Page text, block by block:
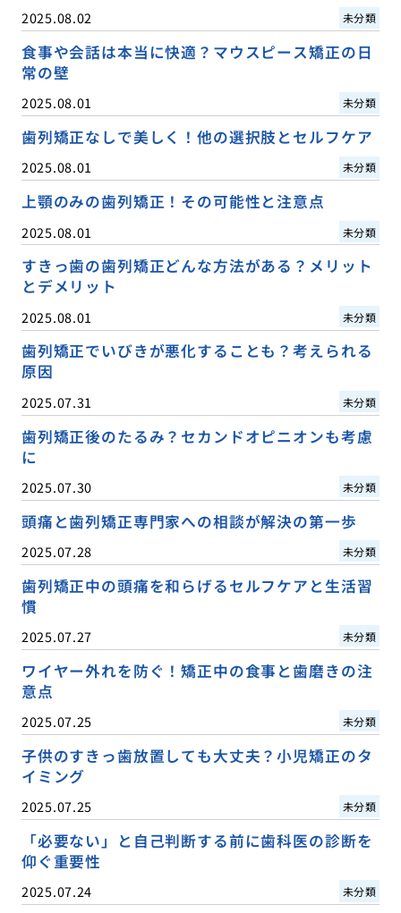
2025.08.02 未分類
食事や会話は本当に快適？マウスピース矯正の日
常の壁
2025.08.01 未分類
歯列矯正なしで美しく！他の選択肢とセルフケア
2025.08.01 未分類
上顎のみの歯列矯正！その可能性と注意点
2025.08.01 未分類
すきっ歯の歯列矯正どんな方法がある？メリット
とデメリット
2025.08.01 未分類
歯列矯正でいびきが悪化することも？考えられる
原因
2025.07.31 未分類
歯列矯正後のたるみ？セカンドオピニオンも考慮
に
2025.07.30 未分類
頭痛と歯列矯正専門家への相談が解決の第一歩
2025.07.28 未分類
歯列矯正中の頭痛を和らげるセルフケアと生活習
慣
2025.07.27 未分類
ワイヤー外れを防ぐ！矯正中の食事と歯磨きの注
意点
2025.07.25 未分類
子供のすきっ歯放置しても大丈夫？小児矯正のタ
イミング
2025.07.25 未分類
「必要ない」と自己判断する前に歯科医の診断を
仰ぐ重要性
2025.07.24 未分類